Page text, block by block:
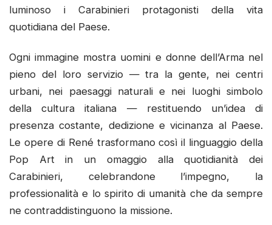
luminoso i Carabinieri protagonisti della vita
quotidiana del Paese.
Ogni immagine mostra uomini e donne dell’Arma nel
pieno del loro servizio — tra la gente, nei centri
urbani, nei paesaggi naturali e nei luoghi simbolo
della cultura italiana — restituendo un’idea di
presenza costante, dedizione e vicinanza al Paese.
Le opere di René trasformano così il linguaggio della
Pop Art in un omaggio alla quotidianità dei
Carabinieri, celebrandone l’impegno, la
professionalità e lo spirito di umanità che da sempre
ne contraddistinguono la missione.